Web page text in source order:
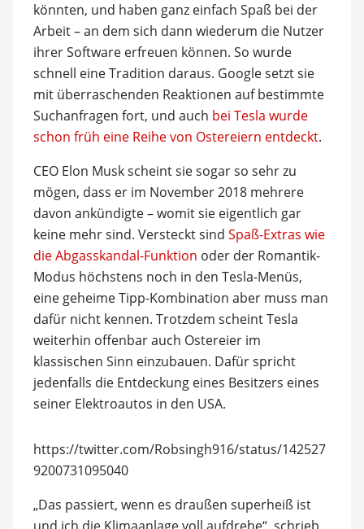
könnten, und haben ganz einfach Spaß bei der
Arbeit – an dem sich dann wiederum die Nutzer
ihrer Software erfreuen können. So wurde
schnell eine Tradition daraus. Google setzt sie
mit überraschenden Reaktionen auf bestimmte
Suchanfragen fort, und auch bei Tesla wurde
schon früh eine Reihe von Ostereiern entdeckt.
CEO Elon Musk scheint sie sogar so sehr zu
mögen, dass er im November 2018 mehrere
davon ankündigte – womit sie eigentlich gar
keine mehr sind. Versteckt sind Spaß-Extras wie
die Abgasskandal-Funktion oder der Romantik-
Modus höchstens noch in den Tesla-Menüs,
eine geheime Tipp-Kombination aber muss man
dafür nicht kennen. Trotzdem scheint Tesla
weiterhin offenbar auch Ostereier im
klassischen Sinn einzubauen. Dafür spricht
jedenfalls die Entdeckung eines Besitzers eines
seiner Elektroautos in den USA.
https://twitter.com/Robsingh916/status/142527
9200731095040
„Das passiert, wenn es draußen superheiß ist